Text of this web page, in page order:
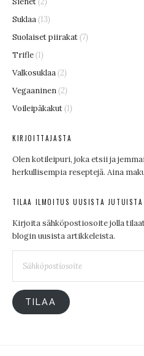
Suklaa(13)
Suolaiset piirakat(7)
Trifle(1)
Valkosuklaa(2)
Vegaaninen(2)
Voileipäkakut(1)
KIRJOITTAJASTA
Olen kotileipuri, joka etsii ja
herkullisempia reseptejä. Aina
TILAA ILMOITUS UUSISTA
Kirjoita sähköpostiosoite jolla
blogin uusista artikkeleista.
TILAA